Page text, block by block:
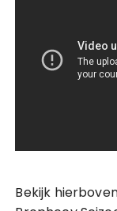
Bekijk